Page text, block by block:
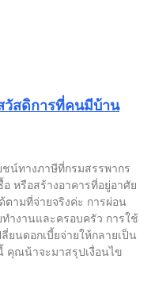
วัสดิการที่คนมีบ้าน
น์ทางภาษีที่กรมสรรพากร
หรือสร้างอาคารที่อยู่อาศัย
ามที่จ่ายจริงค่ะ การผ่อน
ำงานและครอบครัว การใช้
นดอกเบี้ยจ่ายให้กลายเป็น
คุณน้าจะมาสรุปเงื่อนไข